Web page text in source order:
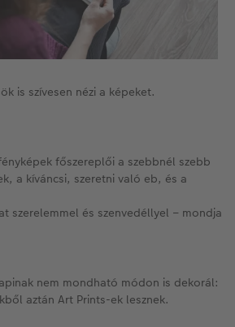
is szívesen nézi a képeket.
főszereplői a szebbnél szebb
a kíváncsi, szeretni való eb, és a
szerelemmel és szenvedéllyel – mondja
nem mondható módon is dekorál:
aztán Art Prints-ek lesznek.